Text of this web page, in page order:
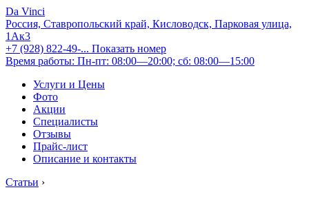
Da Vinci
Россия, Ставропольский край, Кисловодск, Парковая улица,
1Ак3
+7 (928) 822-49-... Показать номер
Время работы: Пн-пт: 08:00—20:00; сб: 08:00—15:00
Услуги и Цены
Фото
Акции
Специалисты
Отзывы
Прайс-лист
Описание и контакты
Статьи ›